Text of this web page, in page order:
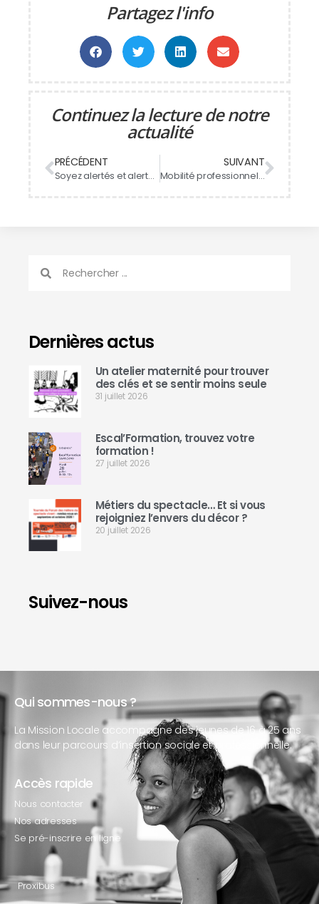
Partagez l'info
Continuez la lecture de notre
actualité
PRÉCÉDENT
Soyez alertés et alertez les autres en cas d’exposition à la COVID-19
SUIVANT
Mobilité professionnelle : Tentés par une aventure québécoise ?
Dernières actus
Un atelier maternité pour trouver
des clés et se sentir moins seule
31 juillet 2026
Escal’Formation, trouvez votre
formation !
27 juillet 2026
Métiers du spectacle… Et si vous
rejoigniez l’envers du décor ?
20 juillet 2026
Suivez-nous
Qui sommes-nous ?
La Mission Locale accompagne des jeunes de 16 à 25 ans
dans leur parcours d’insertion sociale et professionnelle.
Accès rapide
Nous contacter
Nos adresses
Se pré-inscrire en ligne
Proxibus